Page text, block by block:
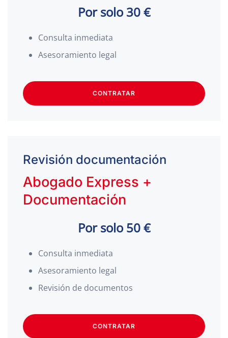
Por solo 30 €
Consulta inmediata
Asesoramiento legal
CONTRATAR
Revisión documentación
Abogado Express +
Documentación
Por solo 50 €
Consulta inmediata
Asesoramiento legal
Revisión de documentos
CONTRATAR